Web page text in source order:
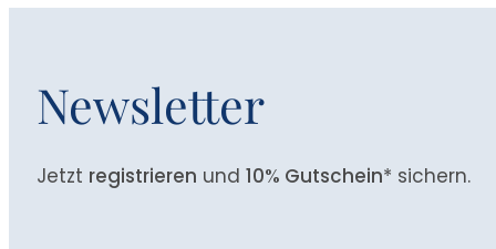
Newsletter
Jetzt registrieren und 10% Gutschein* sichern.